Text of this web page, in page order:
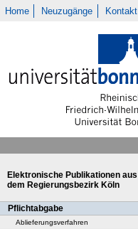
Home Neuzugänge Kontakt
Elektronische Publikationen aus
dem Regierungsbezirk Köln
Pflichtabgabe
Ablieferungsverfahren